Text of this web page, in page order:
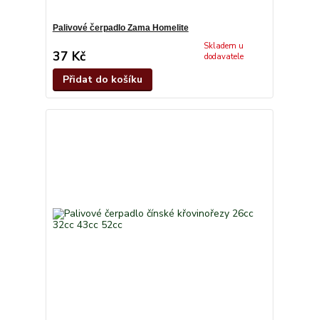
Palivové čerpadlo Zama Homelite
37 Kč
Skladem u
dodavatele
Přidat do košíku